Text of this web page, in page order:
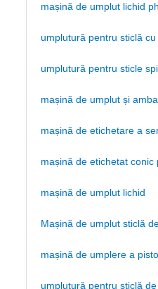
mașină de umplut lichid
umplutură pentru sticlă
umplutură pentru sticle
mașină de umplut și
mașină de etichetare a
mașină de etichetat conic
mașină de umplut lichid
Mașină de umplut sticlă
mașină de umplere a
umplutură pentru sticlă de